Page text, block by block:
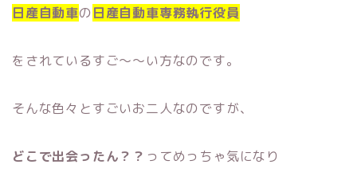
日産自動車の 日産自動車専務執行役員
をされているすご〜〜い方なのです。
そんな色々とすごいお二人なのですが、
どこで出会ったん？？ ってめっちゃ気になり